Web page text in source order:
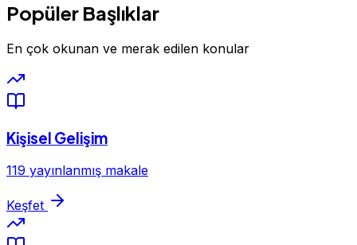
Popüler Başlıklar
En çok okunan ve merak edilen konular
Kişisel Gelişim
119 yayınlanmış makale
Keşfet